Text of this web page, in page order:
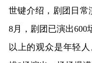
世键介绍，剧团日常
8月，剧团已演出600
以上的观众是年轻